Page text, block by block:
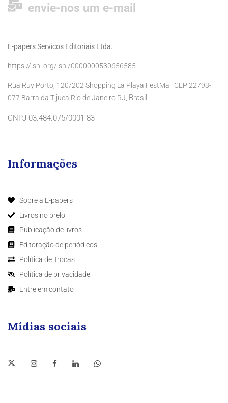
envie-nos um e-mail
E-papers Servicos Editoriais Ltda.
https://isni.org/isni/0000000530656585
Rua Ruy Porto, 120/202 Shopping La Playa FestMall CEP 22793-
077 Barra da Tijuca Rio de Janeiro RJ, Brasil
CNPJ 03.484.075/0001-83
Informações
Sobre a E-papers
Livros no prelo
Publicação de livros
Editoração de periódicos
Política de Trocas
Política de privacidade
Entre em contato
Mídias sociais